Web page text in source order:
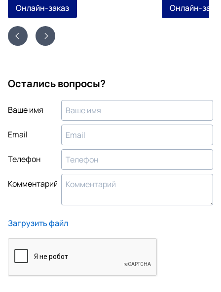
Онлайн-заказ Онлайн-
Остались вопросы?
Ваше имя
Email
Телефон
Комментарий
Загрузить файл